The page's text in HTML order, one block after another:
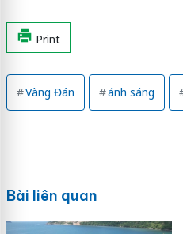
Print
Vàng Đán ánh sáng
Bài liên quan